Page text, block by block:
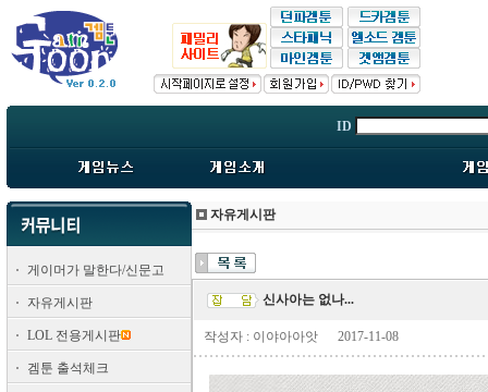
ID
게이머가 말한다/신문고
자유게시판
LOL 전용게시판
겜툰 출석체크
자유게시판
신사아는 없나...
작성자 : 이야아아앗 2017-11-08